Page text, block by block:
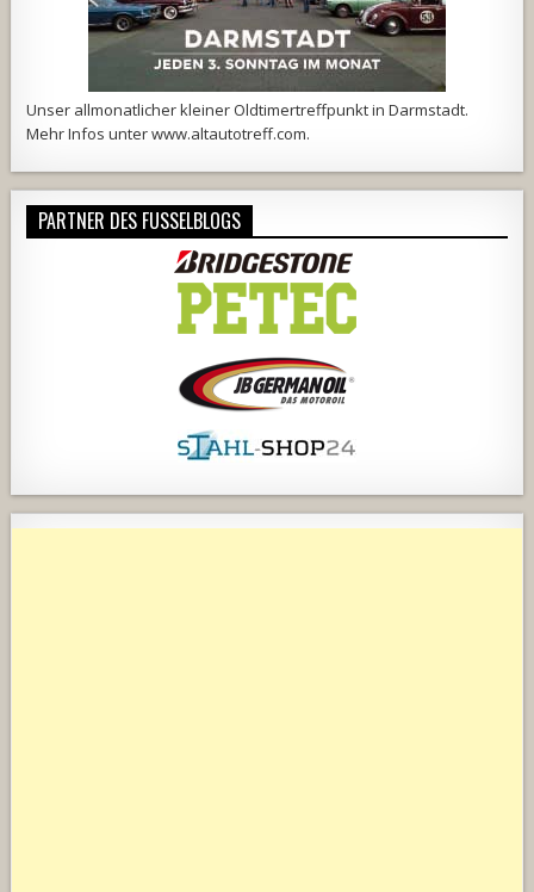
Unser allmonatlicher kleiner Oldtimertreffpunkt in Darmstadt.
Mehr Infos unterwww.altautotreff.com.
PARTNER DES FUSSELBLOGS